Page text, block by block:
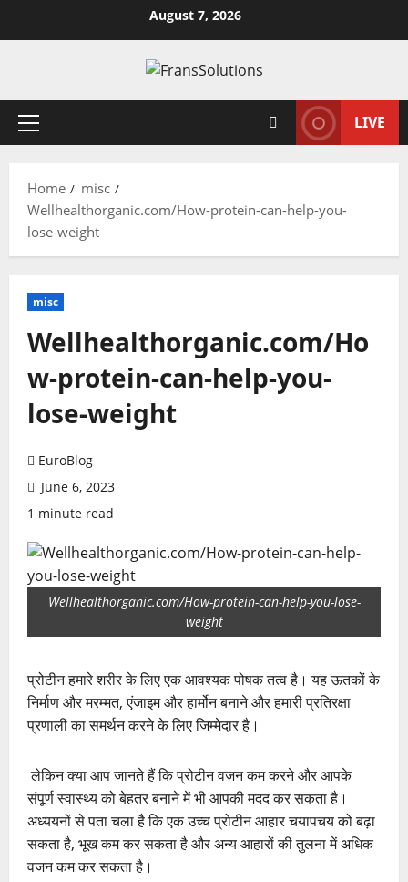
August 7, 2026
Primary
LIVE
Home
misc
Wellhealthorganic.com/How-protein-can-help-you-
lose-weight
misc
Wellhealthorganic.com/Ho
w-protein-can-help-you-
lose-weight
EuroBlog
June 6, 2023
1 minute read
Wellhealthorganic.com/How-protein-can-help-you-lose-
weight
प्रोटीन हमारे शरीर के लिए एक आवश्यक पोषक तत्व है। यह ऊतकों के
निर्माण और मरम्मत, एंजाइम और हार्मोन बनाने और हमारी प्रतिरक्षा
प्रणाली का समर्थन करने के लिए जिम्मेदार है।
लेकिन क्या आप जानते हैं कि प्रोटीन वजन कम करने और आपके
संपूर्ण स्वास्थ्य को बेहतर बनाने में भी आपकी मदद कर सकता है।
अध्ययनों से पता चला है कि एक उच्च प्रोटीन आहार चयापचय को बढ़ा
सकता है, भूख कम कर सकता है और अन्य आहारों की तुलना में अधिक
वजन कम कर सकता है।